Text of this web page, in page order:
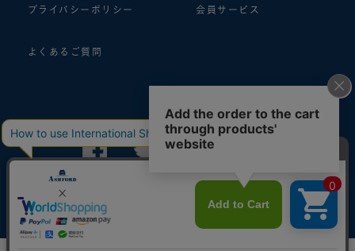
プライバシーポリシー 会員サービス
よくあるご質問
follow us!